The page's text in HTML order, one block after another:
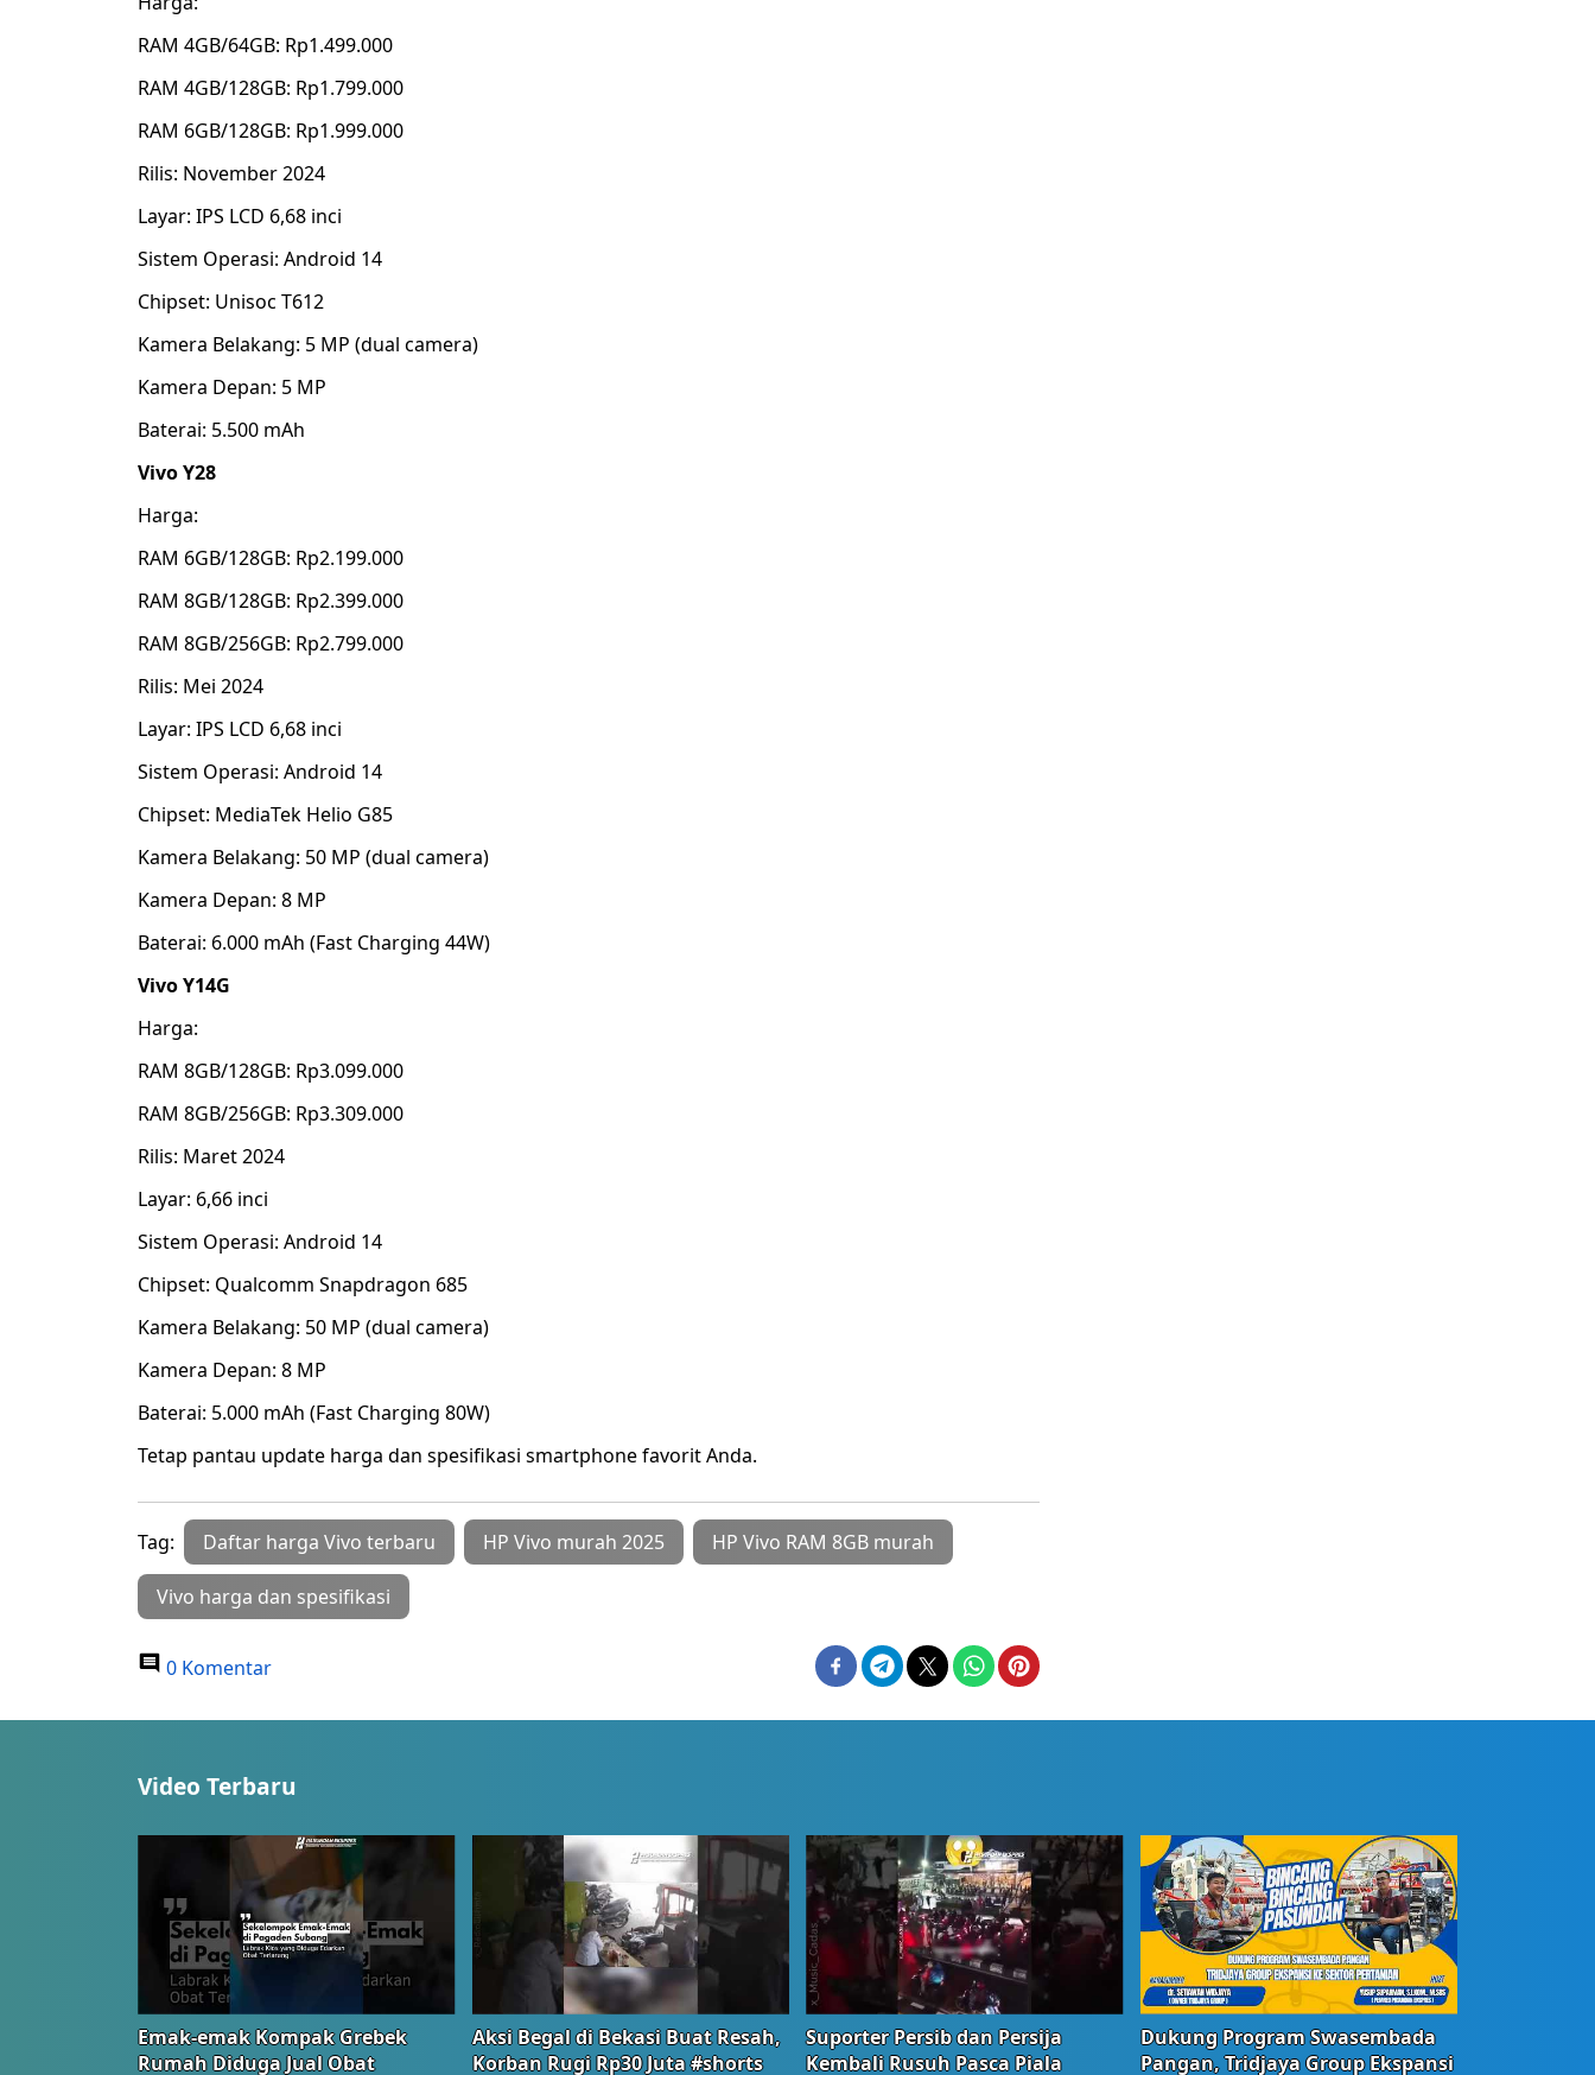
RAM 4GB/64GB: Rp1.499.000
RAM 4GB/128GB: Rp1.799.000
RAM 6GB/128GB: Rp1.999.000
Rilis: November 2024
Layar: IPS LCD 6,68 inci
Sistem Operasi: Android 14
Chipset: Unisoc T612
Kamera Belakang: 5 MP (dual camera)
Kamera Depan: 5 MP
Baterai: 5.500 mAh
Vivo Y28
Harga:
RAM 6GB/128GB: Rp2.199.000
RAM 8GB/128GB: Rp2.399.000
RAM 8GB/256GB: Rp2.799.000
Rilis: Mei 2024
Layar: IPS LCD 6,68 inci
Sistem Operasi: Android 14
Chipset: MediaTek Helio G85
Kamera Belakang: 50 MP (dual camera)
Kamera Depan: 8 MP
Baterai: 6.000 mAh (Fast Charging 44W)
Vivo Y14G
Harga:
RAM 8GB/128GB: Rp3.099.000
RAM 8GB/256GB: Rp3.309.000
Rilis: Maret 2024
Layar: 6,66 inci
Sistem Operasi: Android 14
Chipset: Qualcomm Snapdragon 685
Kamera Belakang: 50 MP (dual camera)
Kamera Depan: 8 MP
Baterai: 5.000 mAh (Fast Charging 80W)
Tetap pantau update harga dan spesifikasi smartphone favorit Anda.
Tag: Daftar harga Vivo terbaru HP Vivo murah 2025 HP Vivo RAM 8GB murah
Vivo harga dan spesifikasi
0 Komentar
Video Terbaru
Emak-emak Kompak Grebek
Rumah Diduga Jual Obat
Aksi Begal di Bekasi Buat Resah,
Korban Rugi Rp30 Juta #shorts
Suporter Persib dan Persija
Kembali Rusuh Pasca Piala
Dukung Program Swasembada
Pangan, Tridjaya Group Ekspansi